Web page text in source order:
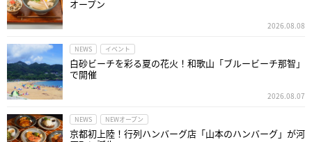
オープン
2026.08.08
NEWS イベント
白砂ビーチを彩る夏の花火！和歌山「ブルービーチ那智」
で開催
2026.08.07
NEWS NEWオープン
京都初上陸！行列ハンバーグ店「山本のハンバーグ」が河